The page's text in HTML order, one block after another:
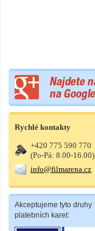
Rychlé kontakty
+420 775 590 770
(Po-Pá: 8.00-16.00)
info@filmarena.cz
Akceptujeme tyto druhy
platebních karet: